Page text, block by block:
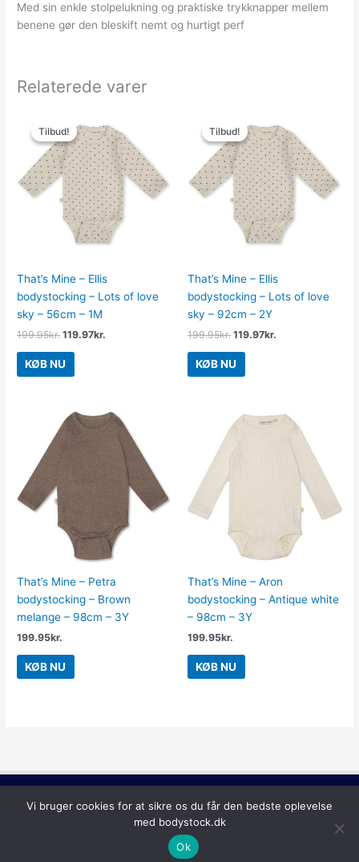
Med sin enkle stolpelukning og praktiske trykknapper mellem
benene gør den bleskift nemt og hurtigt perf
Relaterede varer
Tilbud!
Tilbud!
That’s Mine – Ellis
bodystocking – Lots of love
sky – 56cm – 1M
199.95kr.
oprindelige
pris
var:
199.95kr..
119.97kr.
aktuelle
pris
er:
119.97kr..
KØB NU
Tilbud!
Tilbud!
That’s Mine – Ellis
bodystocking – Lots of love
sky – 92cm – 2Y
199.95kr.
oprindelige
pris
var:
199.95kr..
119.97kr.
aktuelle
pris
er:
119.97kr..
KØB NU
That’s Mine – Petra
bodystocking – Brown
melange – 98cm – 3Y
199.95kr.
KØB NU
That’s Mine – Aron
bodystocking – Antique white
– 98cm – 3Y
199.95kr.
KØB NU
Copyright © 2026 Bodystock
Vi bruger cookies for at sikre os du får den bedste oplevelse
med bodystock.dk
Ok